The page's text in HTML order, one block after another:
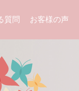
質問 お客様の声